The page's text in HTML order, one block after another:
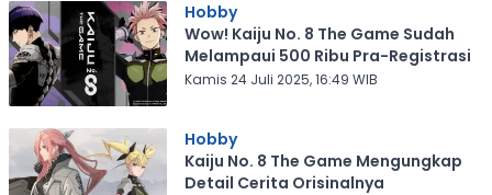
Hobby
Wow! Kaiju No. 8 The Game Sudah
Melampaui 500 Ribu Pra-Registrasi
Kamis 24 Juli 2025, 16:49 WIB
Hobby
Kaiju No. 8 The Game Mengungkap
Detail Cerita Orisinalnya